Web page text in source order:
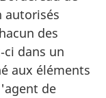
des
dans un
aux éléments
de